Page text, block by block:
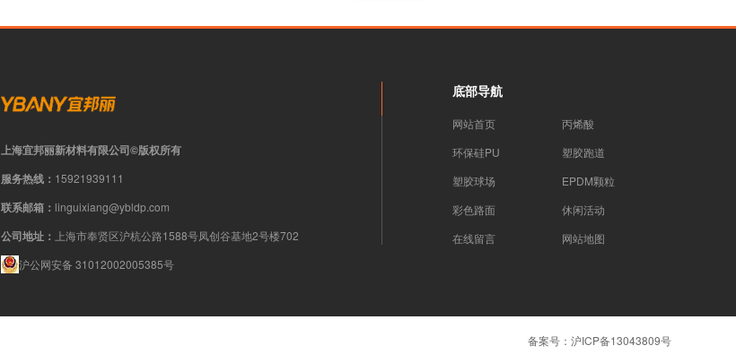
上海宜邦丽新材料有限公司©版权所有
服务热线： 15921939111
联系邮箱： linguixiang@ybldp.com
公司地址： 上海市奉贤区沪杭公路1588号凤创谷基地2号楼702
沪公网安备 31012002005385号
底部导航
网站首页
丙烯酸
环保硅PU
塑胶跑道
塑胶球场
EPDM颗粒
彩色路面
休闲活动
在线留言
网站地图
备案号： 沪ICP备13043809号